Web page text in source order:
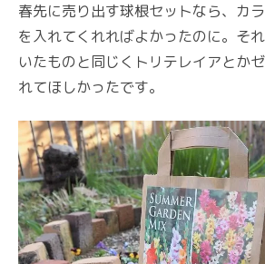
春先に売り出す球根セットなら、カ
を入れてくれればよかったのに。そ
いたものと同じくトリテレイアとか
れてほしかったです。